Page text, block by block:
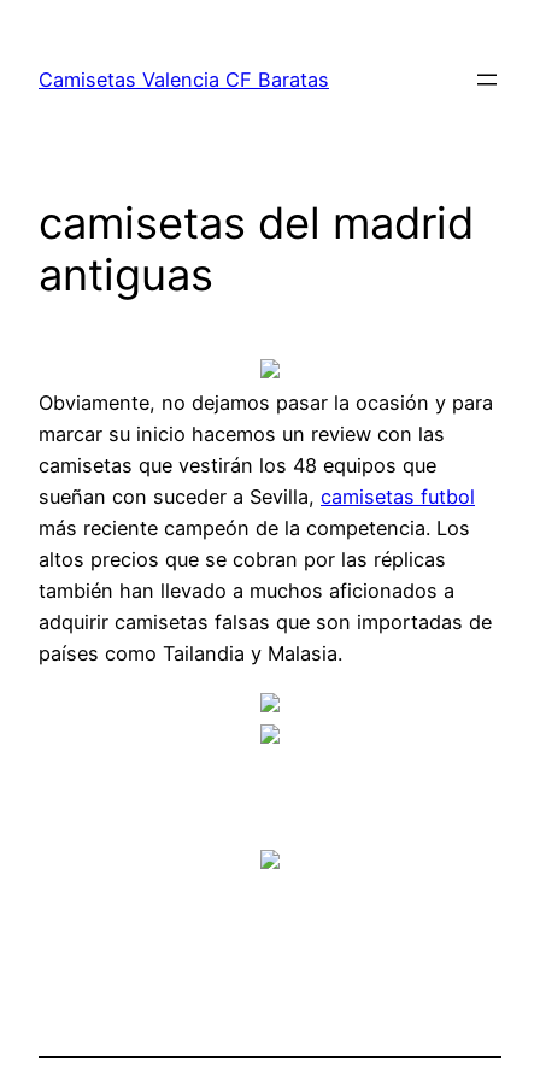
contenido
Camisetas Valencia CF Baratas
camisetas del madrid
antiguas
Obviamente, no dejamos pasar la ocasión y para
marcar su inicio hacemos un review con las
camisetas que vestirán los 48 equipos que
sueñan con suceder a Sevilla, camisetas futbol
más reciente campeón de la competencia. Los
altos precios que se cobran por las réplicas
también han llevado a muchos aficionados a
adquirir camisetas falsas que son importadas de
países como Tailandia y Malasia.